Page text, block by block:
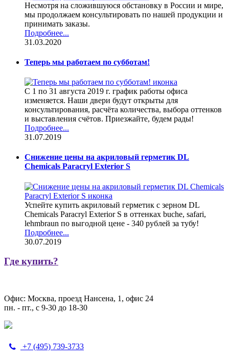
Несмотря на сложившуюся обстановку в России и мире,
мы продолжаем консультировать по нашей продукции и
принимать заказы.
Подробнее...
31.03.2020
Теперь мы работаем по субботам!
С 1 по 31 августа 2019 г. график работы офиса
изменяется. Наши двери будут открыты для
консультирования, расчёта количества, выбора оттенков
и выставления счётов. Приезжайте, будем рады!
Подробнее...
31.07.2019
Снижение цены на акриловый герметик DL
Chemicals Paracryl Exterior S
Успейте купить акриловый герметик с зерном DL
Chemicals Paracryl Exterior S в оттенках buche, safari,
lehmbraun по выгодной цене - 340 рублей за тубу!
Подробнее...
30.07.2019
Где купить?
Офис: Москва, проезд Нансена, 1, офис 24
пн. - пт., с 9-30 до 18-30
+7 (495) 739-3733